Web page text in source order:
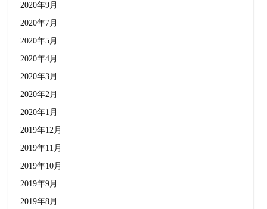
2020年9月
2020年7月
2020年5月
2020年4月
2020年3月
2020年2月
2020年1月
2019年12月
2019年11月
2019年10月
2019年9月
2019年8月